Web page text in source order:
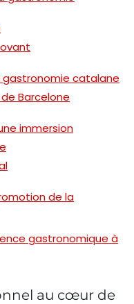
gastronomie catalane
Barcelone
immersion
de la
gastronomique à
au cœur de